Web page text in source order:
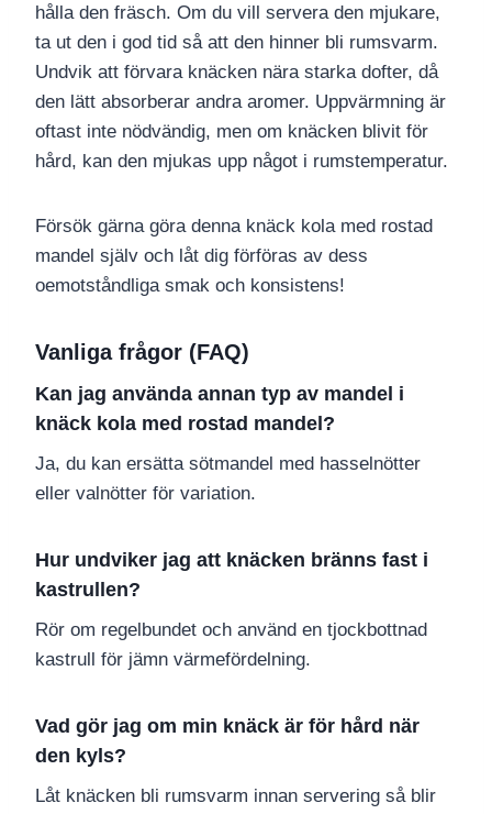
hålla den fräsch. Om du vill servera den mjukare,
ta ut den i god tid så att den hinner bli rumsvarm.
Undvik att förvara knäcken nära starka dofter, då
den lätt absorberar andra aromer. Uppvärmning är
oftast inte nödvändig, men om knäcken blivit för
hård, kan den mjukas upp något i rumstemperatur.
Försök gärna göra denna knäck kola med rostad
mandel själv och låt dig förföras av dess
oemotståndliga smak och konsistens!
Vanliga frågor (FAQ)
Kan jag använda annan typ av mandel i
knäck kola med rostad mandel?
Ja, du kan ersätta sötmandel med hasselnötter
eller valnötter för variation.
Hur undviker jag att knäcken bränns fast i
kastrullen?
Rör om regelbundet och använd en tjockbottnad
kastrull för jämn värmefördelning.
Vad gör jag om min knäck är för hård när
den kyls?
Låt knäcken bli rumsvarm innan servering så blir